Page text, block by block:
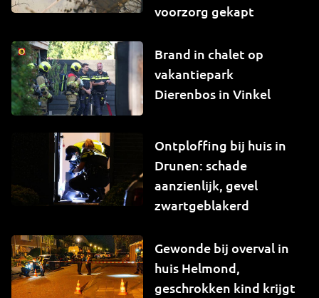
voorzorg gekapt
Brand in chalet op
vakantiepark
Dierenbos in Vinkel
Ontploffing bij huis in
Drunen: schade
aanzienlijk, gevel
zwartgeblakerd
Gewonde bij overval in
huis Helmond,
geschrokken kind krijgt